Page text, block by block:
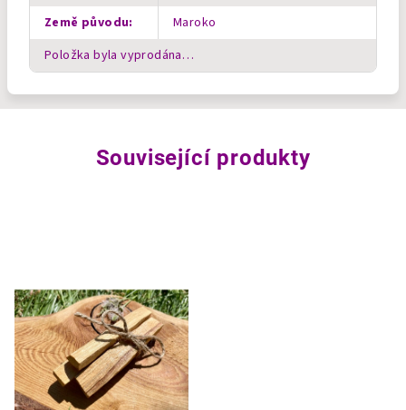
Země původu:
Maroko
Položka byla vyprodána…
Související produkty